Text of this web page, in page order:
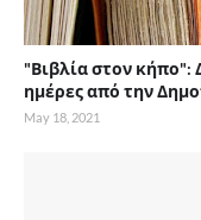
"Βιβλία στον κήπο":
ημέρες από την
May 18, 2021